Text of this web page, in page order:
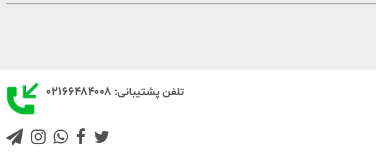
تلفن پشتیبانی: ۰۲۱۶۶۴۸۴۰۰۸